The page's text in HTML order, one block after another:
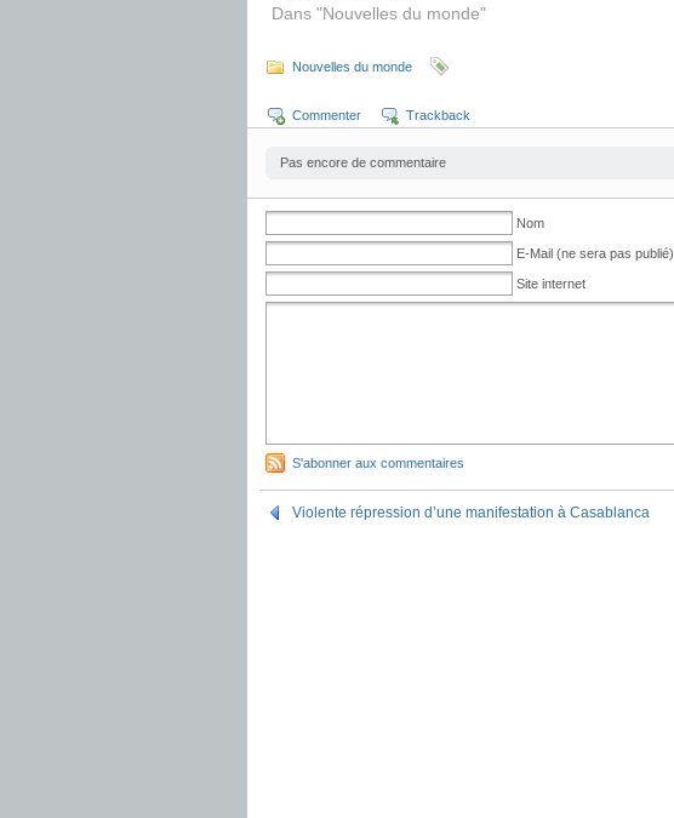
Dans "Nouvelles du monde"
Nouvelles du monde
Commenter Trackback
Pas encore de commentaire
Nom
E-Mail (ne sera pas publié)
Site internet
S'abonner aux commentaires
Violente répression d’une manifestation à Casablanca